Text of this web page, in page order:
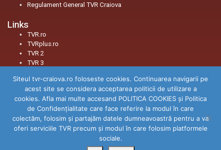
Regulament General TVR Craiova
Links
TVR.ro
TVRplus.ro
TVR 2
TVR 3
Social
Facebook
Youtube
Instagram
TikTok
Threads
Siteul tvr-craiova.ro foloseste cookies. Continuarea navigarii pe
acest site se considera acceptarea politicii de utilizare a
cookies. Afla mai multe accesand POLITICA COOKIES și Politica
de Confidenţialitate care face referire la modul în care
colectăm, folosim şi partajăm datele dumneavoastră pentru a va
oferi serviciile TVR precum şi modul în care folosim platformele
sociale.